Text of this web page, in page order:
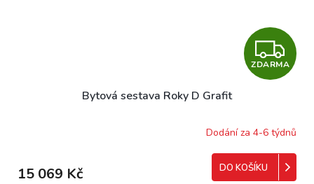
Z
D
R
M
ZDARMA
Bytová sestava Roky D Grafit
Dodání za 4-6 týdnů
15 069 Kč DO KOŠÍKU